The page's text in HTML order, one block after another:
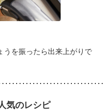
うを振ったら出来上がりで
気のレシピ